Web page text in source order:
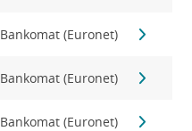
Bankomat (Euronet)
Bankomat (Euronet)
Bankomat (Euronet)